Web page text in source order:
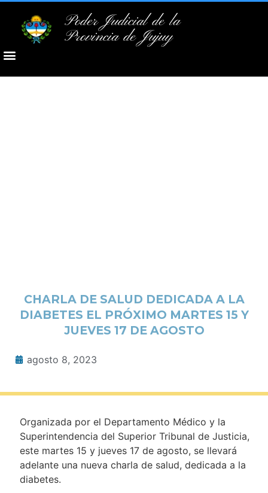
Poder Judicial de la
Provincia de Jujuy
CHARLA DE SALUD DEDICADA A LA
DIABETES EL PRÓXIMO MARTES 15 Y
JUEVES 17 DE AGOSTO
agosto 8, 2023
Organizada por el Departamento Médico y la
Superintendencia del Superior Tribunal de Justicia,
este martes 15 y jueves 17 de agosto, se llevará
adelante una nueva charla de salud, dedicada a la
diabetes.